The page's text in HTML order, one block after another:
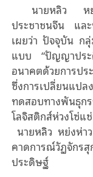
นายหลิว หย่
ประชาชนจีน แล
เผยว่า ปัจจุบัน ก
แบบ “ปัญญาปร
อนาคตด้วยการป
ซึ่งการเปลี่ยนแ
ทดสอบทางพันธุก
โลจิสติกส์ห่วงโซ่
นายหลิว หย่งห่า
คาดการณ์วัฏจักร
ประดิษฐ์